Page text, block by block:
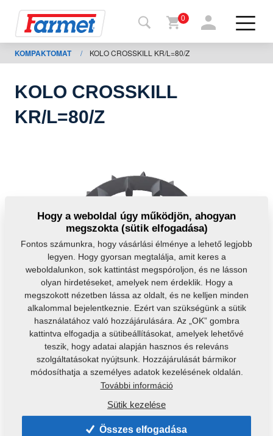
a
Farmet
shop
0
KOMPAKTOMAT / KOLO CROSSKILL KR/L=80/Z
KOLO CROSSKILL
KR/L=80/Z
VZ00014132
Eredeti katalógusszám: 4009332
Ezt az alkatrészt a következő gépekhez is használni
Hogy a weboldal úgy működjön, ahogyan
megszokta (sütik elfogadása)
Fontos számunkra, hogy vásárlási élménye a lehető legjobb
legyen. Hogy gyorsan megtalálja, amit keres a
weboldalunkon, sok kattintást megspóroljon, és ne lásson
olyan hirdetéseket, amelyek nem érdeklik. Hogy a
megszokott nézetben lássa az oldalt, és ne kelljen minden
alkalommal bejelentkeznie. Ezért van szükségünk a sütik
használatához való hozzájárulására. Az „OK” gombra
kattintva elfogadja a sütibeállításokat, amelyek lehetővé
teszik, hogy adatai alapján hasznos és releváns
szolgáltatásokat nyújtsunk. Hozzájárulását bármikor
módosíthatja a személyes adatok kezelésének oldalán.
További információ
Sütik kezelése
Összes elfogadása